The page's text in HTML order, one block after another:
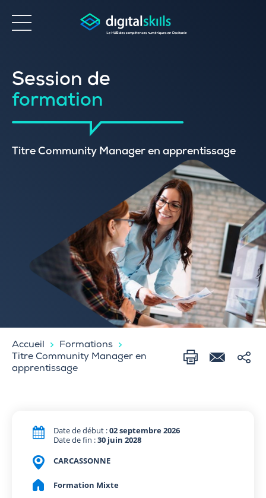
Accessibilité
Session de
formation
Titre Community Manager en apprentissage
Accueil
Formations
Titre Community Manager en
apprentissage
Date de début :02 septembre 2026
Date de fin :30 juin 2028
CARCASSONNE
Formation Mixte